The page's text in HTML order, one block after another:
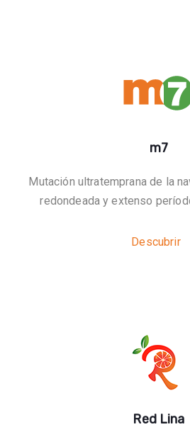
m7
Mutación ultratemprana de la
redondeada y extenso
Descubrir
Red Lina